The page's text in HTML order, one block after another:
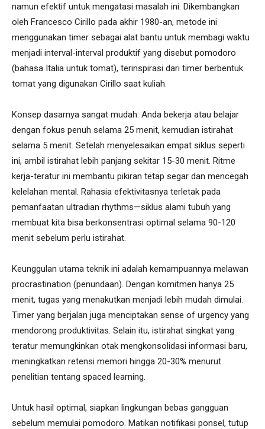
namun efektif untuk mengatasi masalah ini. Dikembangkan
oleh Francesco Cirillo pada akhir 1980-an, metode ini
menggunakan timer sebagai alat bantu untuk membagi waktu
menjadi interval-interval produktif yang disebut pomodoro
(bahasa Italia untuk tomat), terinspirasi dari timer berbentuk
tomat yang digunakan Cirillo saat kuliah.
Konsep dasarnya sangat mudah: Anda bekerja atau belajar
dengan fokus penuh selama 25 menit, kemudian istirahat
selama 5 menit. Setelah menyelesaikan empat siklus seperti
ini, ambil istirahat lebih panjang sekitar 15-30 menit. Ritme
kerja-teratur ini membantu pikiran tetap segar dan mencegah
kelelahan mental. Rahasia efektivitasnya terletak pada
pemanfaatan ultradian rhythms—siklus alami tubuh yang
membuat kita bisa berkonsentrasi optimal selama 90-120
menit sebelum perlu istirahat.
Keunggulan utama teknik ini adalah kemampuannya melawan
procrastination (penundaan). Dengan komitmen hanya 25
menit, tugas yang menakutkan menjadi lebih mudah dimulai.
Timer yang berjalan juga menciptakan sense of urgency yang
mendorong produktivitas. Selain itu, istirahat singkat yang
teratur memungkinkan otak mengkonsolidasi informasi baru,
meningkatkan retensi memori hingga 20-30% menurut
penelitian tentang spaced learning.
Untuk hasil optimal, siapkan lingkungan bebas gangguan
sebelum memulai pomodoro. Matikan notifikasi ponsel, tutup